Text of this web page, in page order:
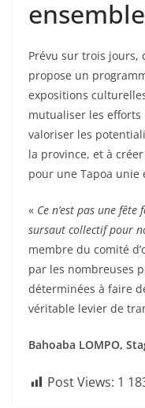
Prévu sur trois jours,
propose un
expositions
mutualiser les
valoriser les
la province, et à
pour une Tapoa unie
« Ce n’est pas une
sursaut collectif pour
membre du comité
par les nombreuses
déterminées à faire
véritable levier de
Bahoaba LOMPO,
Post Views: 1